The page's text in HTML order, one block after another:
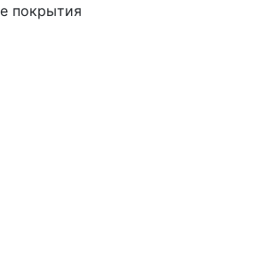
покрытия